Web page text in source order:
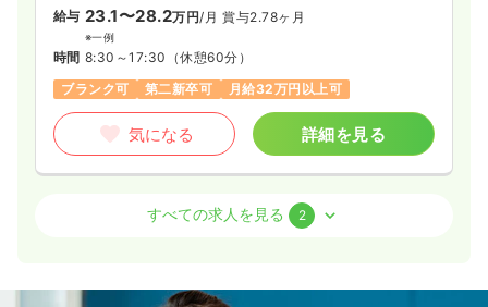
給与 23.1〜28.2万円/月 賞与2.78ヶ月
※一例
時間 8:30～17:30 （休憩60分）
ブランク可
第二新卒可 月給32万円以上可
気になる 詳細を見る
18.1〜23.2万円/月 賞与2.78ヶ月
すべての求人を見る 2